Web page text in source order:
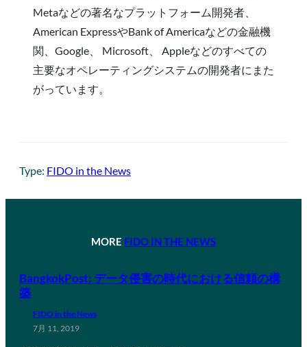
Metaなどの著名なプラットフォーム開発者、
American ExpressやBank of Americaなどの金融機
関、Google、 Microsoft、 Appleなどのすべての
主要なオペレーティングシステムの開発者にまた
がっています。
Type: FIDO in the News
MORE FIDO IN THE NEWS
BangkokPost: データ侵害の時代における信頼の構
築
FIDO in the News
7月 11, 2019